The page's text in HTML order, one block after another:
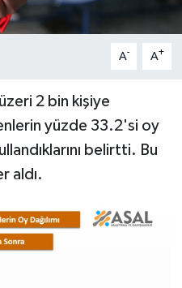
A- A+
2 bin kişiye
yüzde 33.2'si oy
belirtti. Bu
aldı.